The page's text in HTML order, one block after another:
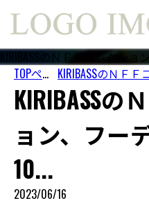
KIRIBASSのＮＦＦコレクショ
TOPページ KIRIBASSのＮＦＦコ
KIRIBASSの
ョン、フー
10...
2023/06/16